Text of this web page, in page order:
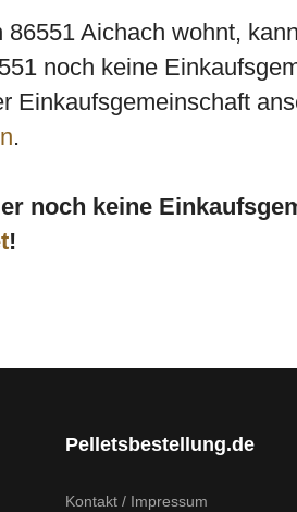
Aichach wohnt,
noch keine
Einkaufsgemeinschaft
.
noch keine
!
Pelletsbestellung.de
Kontakt / Impressum